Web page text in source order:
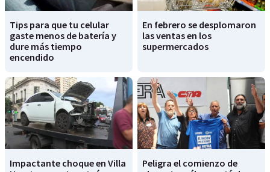
Tips para que tu celular
gaste menos de batería y
dure más tiempo
encendido
En febrero se desplomaron
las ventas en los
supermercados
Impactante choque en Villa
Peligra el comienzo de